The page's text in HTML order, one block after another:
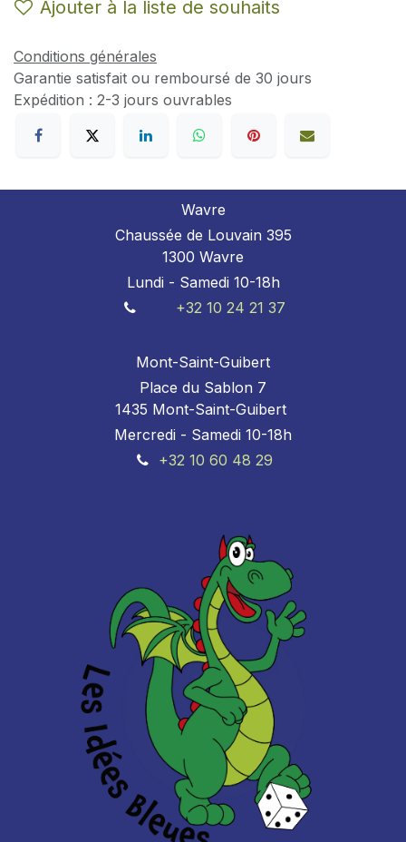
Ajouter à la liste de souhaits
Conditions générales
Garantie satisfait ou remboursé de 30 jours
Expédition : 2-3 jours ouvrables
Wavre
Chaussée de Louvain 395
1300 Wavre
Lundi - Samedi 10-18h
+32 10 24 21 37
Mont-Saint-Guibert
Place du Sablon 7
1435 Mont-Saint-Guibert
Mercredi - Samedi 10-18h
+32 10 60 48 29